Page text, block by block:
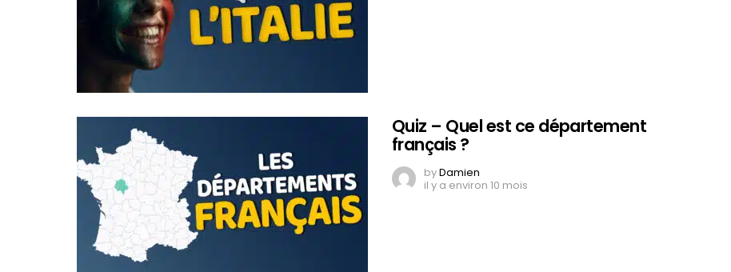
Quiz – Quel est ce département
français ?
byDamien
il y a environ 10 mois